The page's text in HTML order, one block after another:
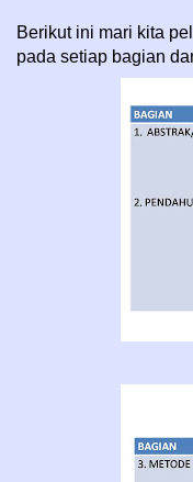
Berikut ini mari kita
pada setiap bagian